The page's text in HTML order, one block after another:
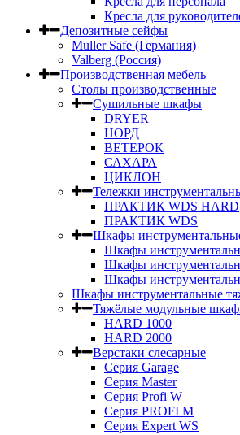
Кресла для
Депозитные сейфы
Muller Safe (Германия)
Valberg (Россия)
Производственная мебель
Столы производственные
Сушильные шкафы
DRYER
НОРД
ВЕТЕРОК
САХАРА
ЦИКЛОН
Тележки
ПРАКТИК WDS HARD
ПРАКТИК WDS
Шкафы
Шкафы
Шкафы
Шкафы
Шкафы инструментальные
Тяжёлые модульные
HARD 1000
HARD 2000
Верстаки слесарные
Серия Garage
Серия Master
Серия Profi W
Серия PROFI M
Серия Expert WS